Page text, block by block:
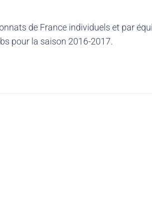
de France individuels et par
pour la saison 2016-2017.